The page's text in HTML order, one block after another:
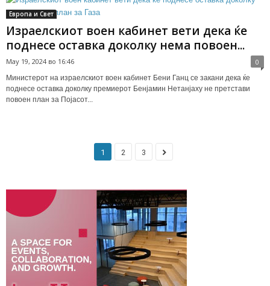
Европа и Свет
Израелскиот воен кабинет вети дека ќе
поднесе оставка доколку нема повоен...
May 19, 2024 во 16:46 0
Mинистерот на израелскиот воен кабинет Бени Ганц се закани дека ќе
поднесе оставка доколку премиерот Бенјамин Нетанјаху не претстави
повоен план за Појасот...
1 2 3